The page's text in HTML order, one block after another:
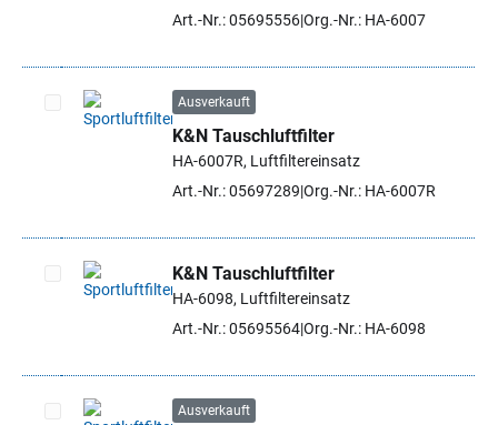
Art.-Nr.: 05695556Org.-Nr.: HA-6007
Artikel auswählen
Ausverkauft
K&N Tauschluftfilter
HA-6007R, Luftfiltereinsatz
Art.-Nr.: 05697289 Org.-Nr.: HA-6007R
Artikel auswählen
K&N Tauschluftfilter
HA-6098, Luftfiltereinsatz
Art.-Nr.: 05695564Org.-Nr.: HA-6098
Ausverkauft